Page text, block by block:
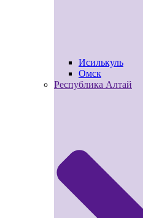
Исилькуль
Омск
Республика Алтай